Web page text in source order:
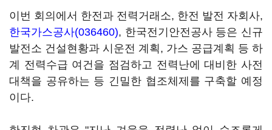
이번 회의에서 한전과 전력거래소, 한전 발전 자회사,
한국가스공사(036460), 한국전기안전공사 등은 신규
발전소 건설현황과 시운전 계획, 가스 공급계획 등 하
계 전력수급 여건을 점검하고 전력난에 대비한 사전
대책을 공유하는 등 긴밀한 협조체제를 구축할 예정
이다.